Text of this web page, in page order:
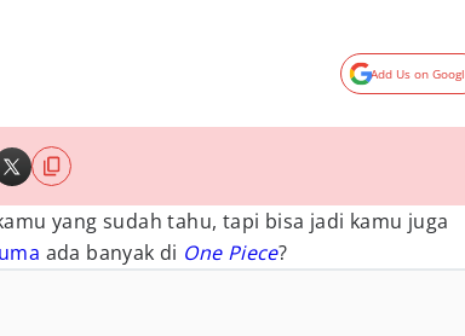
Add Us on
yang sudah tahu, tapi bisa jadi kamu juga
ada banyak di One Piece?